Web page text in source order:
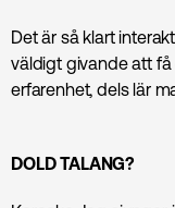
Det är så klart
väldigt givande att
erfarenhet, dels lär
DOLD TALANG?